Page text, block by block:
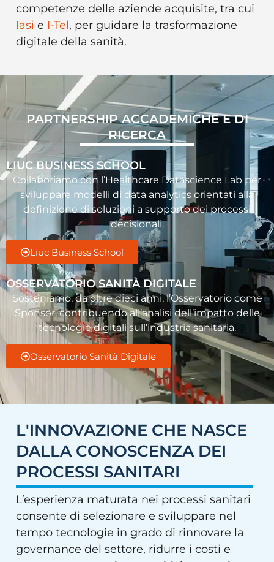
competenze delle aziende acquisite, tra cui
Iasi e I-Tel, per guidare la trasformazione
digitale della sanità.
PARTNERSHIP ACCADEMICHE E DI
RICERCA
LIUC BUSINESS SCHOOL
Collaboriamo con l’Healthcare Datascience Lab per
sviluppare modelli di data analytics orientati alla
definizione di soluzioni a supporto dei processi
decisionali.
Liuc Business School
OSSERVATORIO SANITÀ DIGITALE
Sosteniamo, da oltre dieci anni, l’Osservatorio come
Sponsor, contribuendo all’analisi dell’impatto delle
tecnologie digitali sull’industria sanitaria.
Osservatorio Sanità Digitale
L'INNOVAZIONE CHE NASCE
DALLA CONOSCENZA DEI
PROCESSI SANITARI
L’esperienza maturata nei processi sanitari
consente di selezionare e sviluppare nel
tempo tecnologie in grado di rinnovare la
governance del settore, ridurre i costi e